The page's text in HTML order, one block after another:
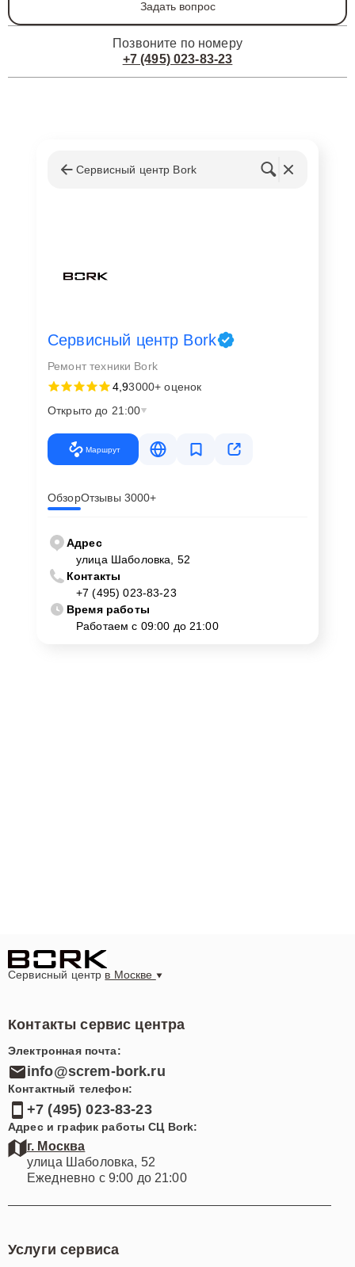
Задать вопрос
Позвоните по номеру
+7 (495) 023-83-23
Сервисный центр Bork
Сервисный центр Bork
Ремонт техники Bork
4,93000+ оценок
Открыто до 21:00
Маршрут
ОбзорОтзывы 3000+
Адрес
улица Шаболовка, 52
Контакты
+7 (495) 023-83-23
Время работы
Работаем с 09:00 до 21:00
Сервисный центр в Москве
Контакты сервис центра
Электронная почта:
info@screm-bork.ru
Контактный телефон:
+7 (495) 023-83-23
Адрес и график работы СЦ Bork:
г. Москва
улица Шаболовка, 52
Ежедневно с 9:00 до 21:00
Услуги сервиса